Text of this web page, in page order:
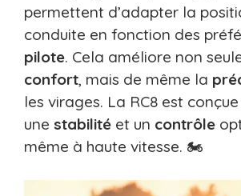
permettent d’adapter la
conduite en fonction des
pilote. Cela améliore non
confort, mais de même la
les virages. La RC8 est
une stabilité et un contrôle
même à haute vitesse. 🏍️